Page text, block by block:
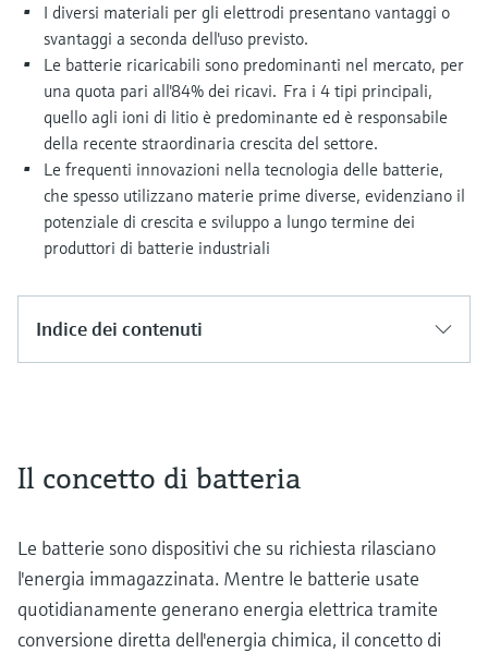
I diversi materiali per gli elettrodi presentano vantaggi o
svantaggi a seconda dell'uso previsto.
Le batterie ricaricabili sono predominanti nel mercato, per
una quota pari all'84% dei ricavi. Fra i 4 tipi principali,
quello agli ioni di litio è predominante ed è responsabile
della recente straordinaria crescita del settore.
Le frequenti innovazioni nella tecnologia delle batterie,
che spesso utilizzano materie prime diverse, evidenziano il
potenziale di crescita e sviluppo a lungo termine dei
produttori di batterie industriali
Indice dei contenuti
Il concetto di batteria
Le batterie sono dispositivi che su richiesta rilasciano
l'energia immagazzinata. Mentre le batterie usate
quotidianamente generano energia elettrica tramite
conversione diretta dell'energia chimica, il concetto di